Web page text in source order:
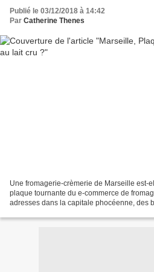
Publié le 03/12/2018 à 14:42
Par Catherine Thenes
Une fromagerie-crèmerie de Marseille est-
plaque tournante du e-commerce de
adresses dans la capitale phocéenne, des